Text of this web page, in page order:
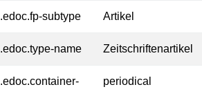
subtype Artikel
name Zeitschriftenartikel
periodical